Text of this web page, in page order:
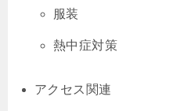
服装
熱中症対策
アクセス関連